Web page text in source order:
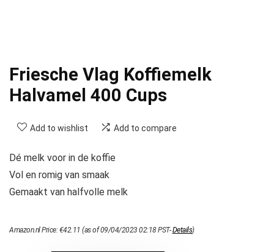
Friesche Vlag Koffiemelk
Halvamel 400 Cups
Add to wishlist Add to compare
Dé melk voor in de koffie
Vol en romig van smaak
Gemaakt van halfvolle melk
Amazon.nl Price:€42.11 (as of 09/04/2023 02:18 PST-Details)